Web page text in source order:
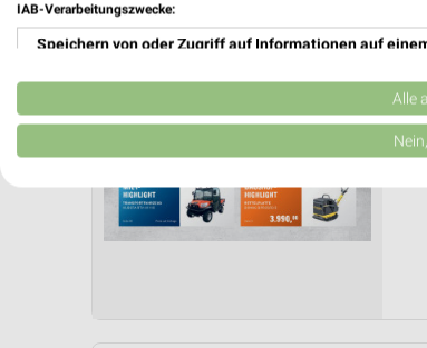
IAB-Verarbeitungszwecke:
Speichern von oder Zugriff auf Informationen auf
Verwendung reduzierter Daten zur Auswahl von
Erstellung von Profilen für personalisierte Werbung
Erstellung von Profilen zur Personalisierung von
Alle